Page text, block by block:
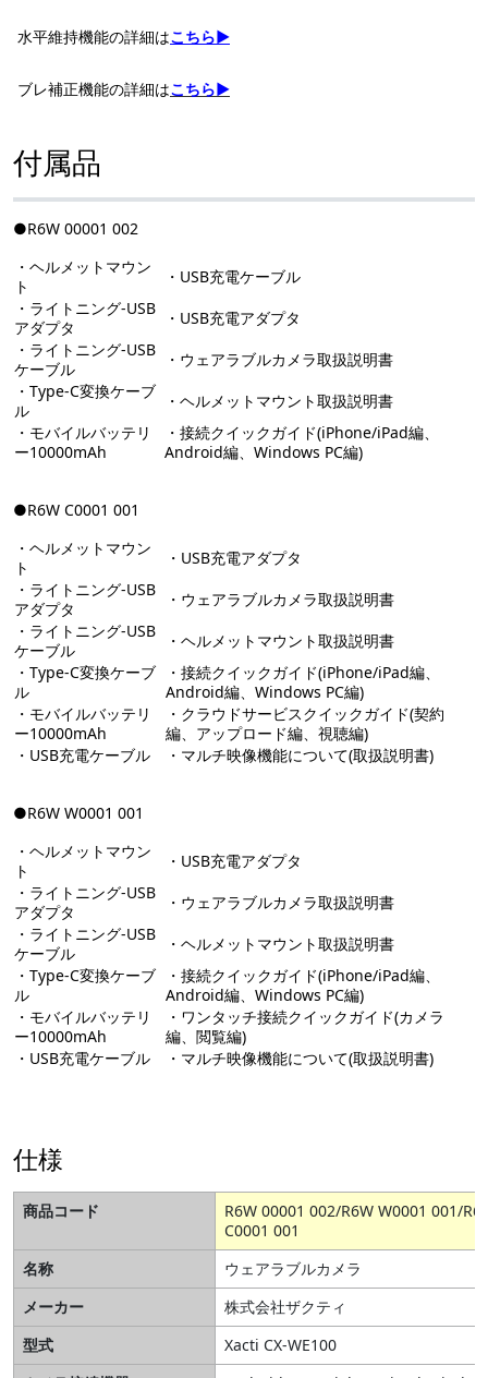
水平維持機能の詳細はこちら▶
ブレ補正機能の詳細はこちら▶
付属品
●R6W 00001 002
・ヘルメットマウン
ト
・USB充電ケーブル
・ライトニング-USB
アダプタ
・USB充電アダプタ
・ライトニング-USB
ケーブル
・ウェアラブルカメラ取扱説明書
・Type-C変換ケーブ
ル
・ヘルメットマウント取扱説明書
・モバイルバッテリ
ー10000mAh
・接続クイックガイド(iPhone/iPad編、
Android編、Windows PC編)
●R6W C0001 001
・ヘルメットマウン
ト
・USB充電アダプタ
・ライトニング-USB
アダプタ
・ウェアラブルカメラ取扱説明書
・ライトニング-USB
ケーブル
・ヘルメットマウント取扱説明書
・Type-C変換ケーブ
ル
・接続クイックガイド(iPhone/iPad編、
Android編、Windows PC編)
・モバイルバッテリ
ー10000mAh
・クラウドサービスクイックガイド(契約
編、アップロード編、視聴編)
・USB充電ケーブル
・マルチ映像機能について(取扱説明書)
●R6W W0001 001
・ヘルメットマウン
ト
・USB充電アダプタ
・ライトニング-USB
アダプタ
・ウェアラブルカメラ取扱説明書
・ライトニング-USB
ケーブル
・ヘルメットマウント取扱説明書
・Type-C変換ケーブ
ル
・接続クイックガイド(iPhone/iPad編、
Android編、Windows PC編)
・モバイルバッテリ
ー10000mAh
・ワンタッチ接続クイックガイド(カメラ
編、閲覧編)
・USB充電ケーブル
・マルチ映像機能について(取扱説明書)
仕様
商品コード
R6W 00001 002/R6W W0001 001/
C0001 001
名称
ウェアラブルカメラ
メーカー
株式会社ザクティ
型式
Xacti CX-WE100